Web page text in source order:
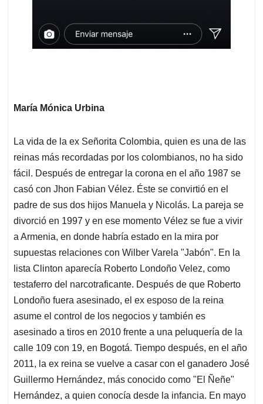
María Mónica Urbina
La vida de la ex Señorita Colombia, quien es una de las
reinas más recordadas por los colombianos, no ha sido
fácil. Después de entregar la corona en el año 1987 se
casó con Jhon Fabian Vélez. Éste se convirtió en el
padre de sus dos hijos Manuela y Nicolás. La pareja se
divorció en 1997 y en ese momento Vélez se fue a vivir
a Armenia, en donde habría estado en la mira por
supuestas relaciones con Wilber Varela "Jabón". En la
lista Clinton aparecía Roberto Londoño Velez, como
testaferro del narcotraficante. Después de que Roberto
Londoño fuera asesinado, el ex esposo de la reina
asume el control de los negocios y también es
asesinado a tiros en 2010 frente a una peluquería de la
calle 109 con 19, en Bogotá. Tiempo después, en el año
2011, la ex reina se vuelve a casar con el ganadero José
Guillermo Hernández, más conocido como "El Ñeñe"
Hernández, a quien conocía desde la infancia. En mayo